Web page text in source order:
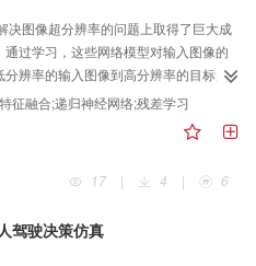
为评价指标进行了对比实验分析。在
、DragonBaby、Panda、Lemming
果。在100个视频集上的平均结果与基
精确度提高了1.2%。结论本文基于相
时引入权重向量，进而提出了加权多
决图像超分辨率的问题上取得了巨大成
过学习，这些网络模型对输入图像的
辨率的输入图像到高分辨率的目标图
是图像的低阶像素级特征，还是高阶
掘起了重要作用，影响着目标高分辨图
型，如SRCNN（super-resolution
（very deep convolutional networks
pyramid super-resolution
于递归神经网络，由相同的单元串联
征融合;递归神经网络;残差学习
17
| 4 | 6
驾驶决策仿真